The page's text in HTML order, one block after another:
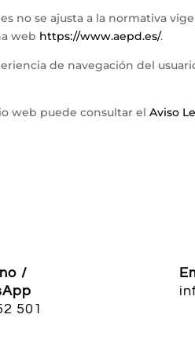
no se ajusta a la normativa
web https://www.aepd.es/.
de navegación del
web puede consultar elAviso
/
501